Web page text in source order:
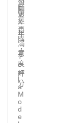
E
V
X
）
與
第
一
年
滿
意
度
評
分
願
意
再
購
，
T
e
s
l
a
M
o
d
e